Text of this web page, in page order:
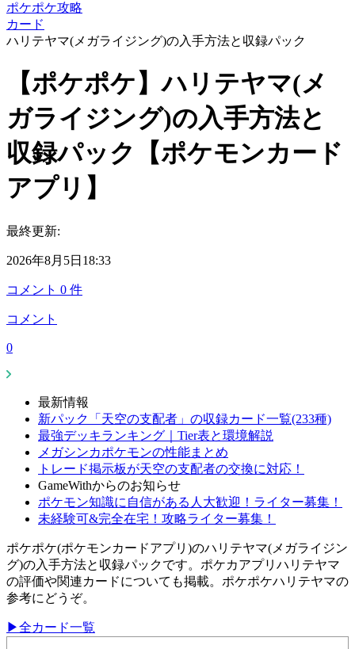
ポケポケ攻略
カード
ハリテヤマ(メガライジング)の入手方法と収録パック
【ポケポケ】ハリテヤマ(メ
ガライジング)の入手方法と
収録パック【ポケモンカード
アプリ】
最終更新:
2026年8月5日18:33
コメント 0 件
コメント
0
最新情報
新パック「天空の支配者」の収録カード一覧(233種)
最強デッキランキング｜Tier表と環境解説
メガシンカポケモンの性能まとめ
トレード掲示板が天空の支配者の交換に対応！
GameWithからのお知らせ
ポケモン知識に自信がある人大歓迎！ライター募集！
未経験可&完全在宅！攻略ライター募集！
ポケポケ(ポケモンカードアプリ)のハリテヤマ(メガライジン
グ)の入手方法と収録パックです。ポケカアプリハリテヤマ
の評価や関連カードについても掲載。ポケポケハリテヤマの
参考にどうぞ。
▶全カード一覧